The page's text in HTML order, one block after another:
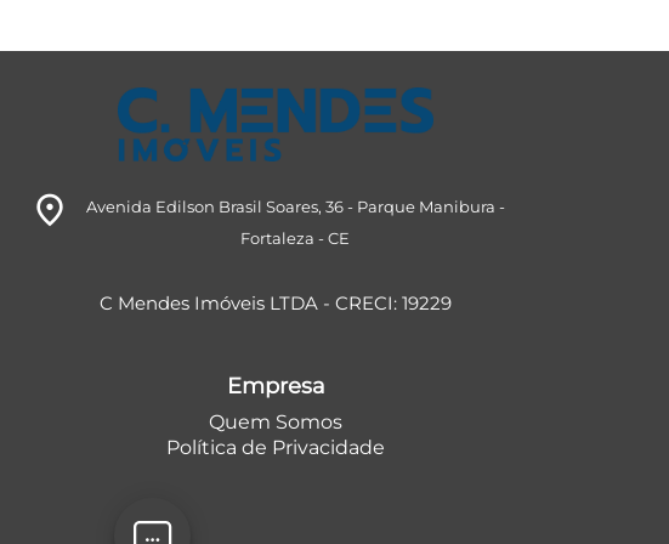
room Avenida Edilson Brasil Soares, 36- Parque Manibura -
Fortaleza - CE
C Mendes Imóveis LTDA - CRECI: 19229
Empresa
Quem Somos
Política de Privacidade